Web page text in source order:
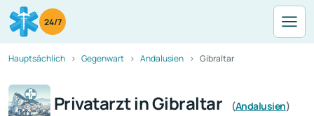
24/7
Hauptsächlich Gegenwart Andalusien Gibraltar
Privatarzt in Gibraltar (Andalusien)